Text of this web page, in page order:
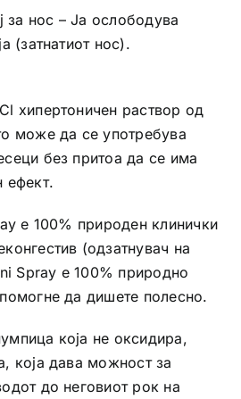
за нос – Ја ослободува
(затнатиот нос).
хипертоничен раствор од
може да се употребува
без притоа да се има
ефект.
е 100% природен клинички
(одзатнувач на
Spray е 100% природно
да дишете полесно.
која не оксидира,
која дава можност за
до неговиот рок на